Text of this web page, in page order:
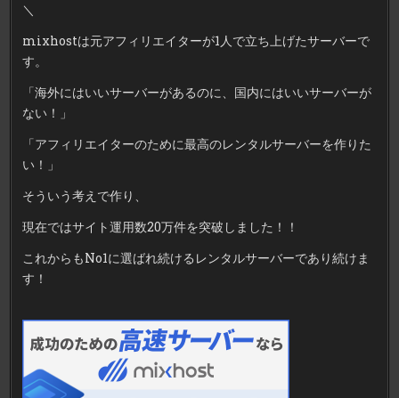
＼
mixhostは元アフィリエイターが1人で立ち上げたサーバーで
す。
「海外にはいいサーバーがあるのに、国内にはいいサーバーが
ない！」
「アフィリエイターのために最高のレンタルサーバーを作りた
い！」
そういう考えで作り、
現在ではサイト運用数20万件を突破しました！！
これからもNo1に選ばれ続けるレンタルサーバーであり続けま
す！